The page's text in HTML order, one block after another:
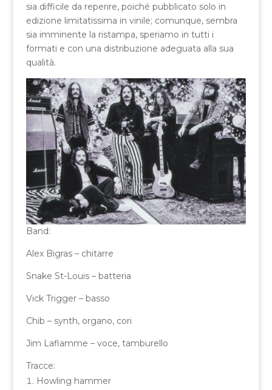
sia difficile da reperire, poiché pubblicato solo in
edizione limitatissima in vinile; comunque, sembra
sia imminente la ristampa, speriamo in tutti i
formati e con una distribuzione adeguata alla sua
qualità.
Band:
Alex Bigras – chitarre
Snake St-Louis – batteria
Vick Trigger – basso
Chib – synth, organo, cori
Jim Laflamme – voce, tamburello
Tracce:
Howling hammer